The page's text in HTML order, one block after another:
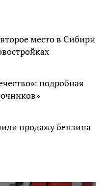
место в Сибири
подробная
продажу бензина